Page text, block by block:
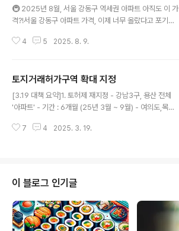
🚇 2025년 8월, 서울 강동구 역세권 아파트 아직도 이 가
격?!서울 강동구 아파트 가격, 이제 너무 올랐다고 포기하
히 최고가 대비 10% 이상 저렴하게 거래되는 매물이 있습
천호 현대 (20평)가격: 7.0억 (최고가 8.0억 → –12% 하
락)장점: 천호역 도보 5분, 대형마트·백화점·병원·카페 밀집
특징: 20평대지만 효율적인 구조, 신혼부부·소형가구에 인
4% 하락)장점: 중소형 아파트 희소성, 역세권 생활권 검증
4 5 2025. 8. 9.
토지거래허가구역 확대 지정
[3.19 대책 요약]1. 토허제 재지정 - 강남3구, 용산 전체
'아파트' - 기간 : 6개월 (25년 3월 ~ 9월) - 여의도,목동,
증한도 90% 5월 조기도입 3. 주택공급 속도 활성화결국,
7 4 2025. 3. 19.
이 블로그 인기글